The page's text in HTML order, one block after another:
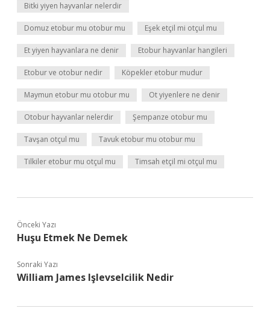
Bitki yiyen hayvanlar nelerdir
Domuz etobur mu otobur mu Eşek etçil mi otçul mu
Et yiyen hayvanlara ne denir Etobur hayvanlar hangileri
Etobur ve otobur nedir Köpekler etobur mudur
Maymun etobur mu otobur mu Ot yiyenlere ne denir
Otobur hayvanlar nelerdir Şempanze otobur mu
Tavşan otçul mu Tavuk etobur mu otobur mu
Tilkiler etobur mu otçul mu Timsah etçil mi otçul mu
Önceki Yazı
Huşu Etmek Ne Demek
Sonraki Yazı
William James Işlevselcilik Nedir